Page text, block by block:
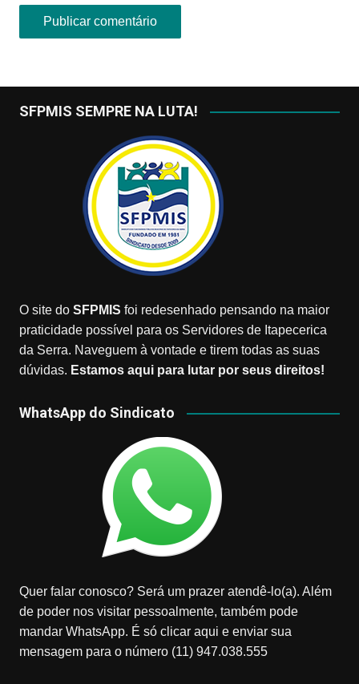
SFPMIS SEMPRE NA LUTA!
O site do SFPMIS foi redesenhado pensando na maior
praticidade possível para os Servidores de Itapecerica
da Serra. Naveguem à vontade e tirem todas as suas
dúvidas. Estamos aqui para lutar por seus direitos!
WhatsApp do Sindicato
Quer falar conosco? Será um prazer atendê-lo(a). Além
de poder nos visitar pessoalmente, também pode
mandar WhatsApp. É só clicar aqui e enviar sua
mensagem para o número (11) 947.038.555